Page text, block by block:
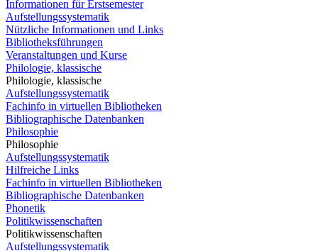
Informationen für Erstsemester
Aufstellungssystematik
Nützliche Informationen und Links
Bibliotheksführungen
Veranstaltungen und Kurse
Philologie, klassische
Philologie, klassische
Aufstellungssystematik
Fachinfo in virtuellen Bibliotheken
Bibliographische Datenbanken
Philosophie
Philosophie
Aufstellungssystematik
Hilfreiche Links
Fachinfo in virtuellen Bibliotheken
Bibliographische Datenbanken
Phonetik
Politikwissenschaften
Politikwissenschaften
Aufstellungssystematik